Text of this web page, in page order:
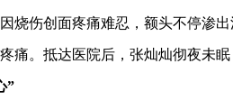
伤创面疼痛难忍，额头不停渗出
痛。抵达医院后，张灿灿彻夜未
”